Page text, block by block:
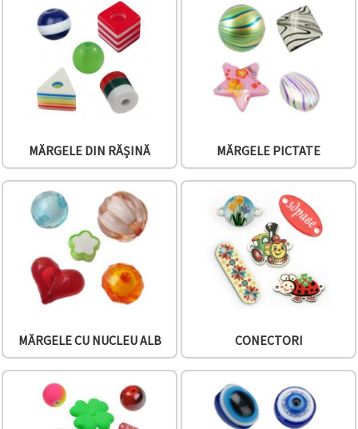
MĂRGELE DIN RĂȘINĂ MĂRGELE PICTATE
MĂRGELE CU NUCLEU ALB CONECTORI